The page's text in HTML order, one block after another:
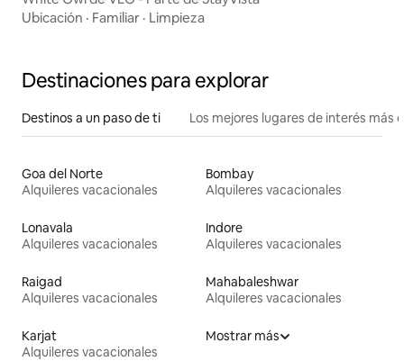
Ubicación · Familiar · Limpieza
Destinaciones para explorar
Destinos a un paso de ti Los mejores lugares de interés más
Goa del Norte
Alquileres vacacionales
Bombay
Alquileres vacacionales
Lonavala
Alquileres vacacionales
Indore
Alquileres vacacionales
Raigad
Alquileres vacacionales
Mahabaleshwar
Alquileres vacacionales
Karjat
Alquileres vacacionales
Mostrar más